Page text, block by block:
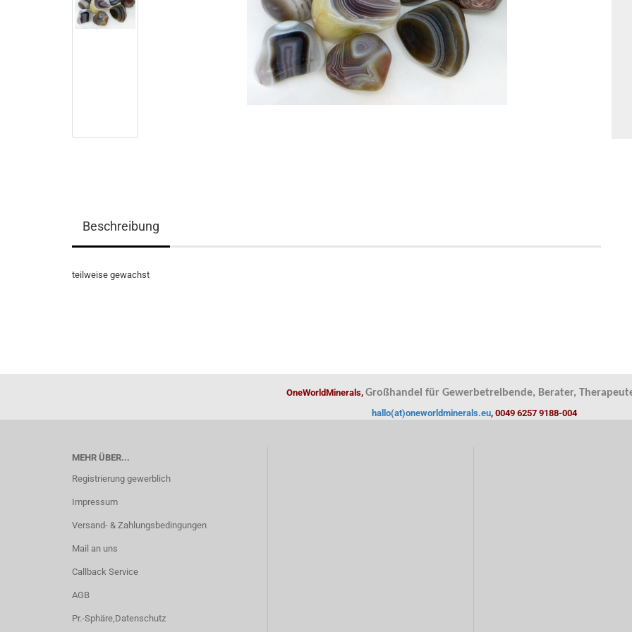
Beschreibung
teilweise gewachst
OneWorldMinerals, Großhandel für Gewerbetreibende, Berater,
hallo(at)oneworldminerals.eu, 0049 6257 9188-004
MEHR ÜBER...
Registrierung gewerblich
Impressum
Versand- & Zahlungsbedingungen
Mail an uns
Callback Service
AGB
Pr.-Sphäre,Datenschutz